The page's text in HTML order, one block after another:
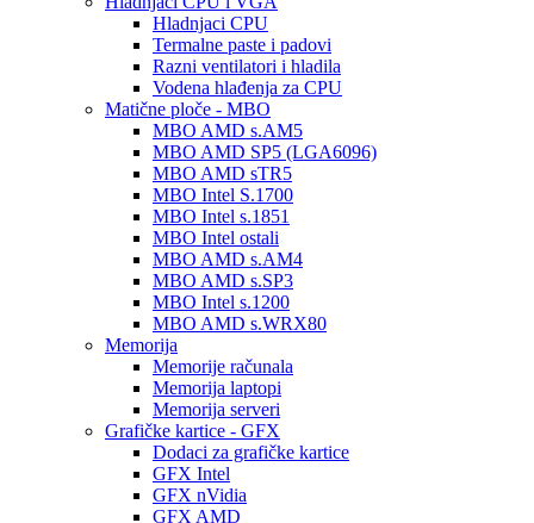
Hladnjaci CPU
Termalne paste i padovi
Razni ventilatori i hladila
Vodena hlađenja za CPU
Matične ploče - MBO
MBO AMD s.AM5
MBO AMD SP5 (LGA6096)
MBO AMD sTR5
MBO Intel S.1700
MBO Intel s.1851
MBO Intel ostali
MBO AMD s.AM4
MBO AMD s.SP3
MBO Intel s.1200
MBO AMD s.WRX80
Memorija
Memorije računala
Memorija laptopi
Memorija serveri
Grafičke kartice - GFX
Dodaci za grafičke kartice
GFX Intel
GFX nVidia
GFX AMD